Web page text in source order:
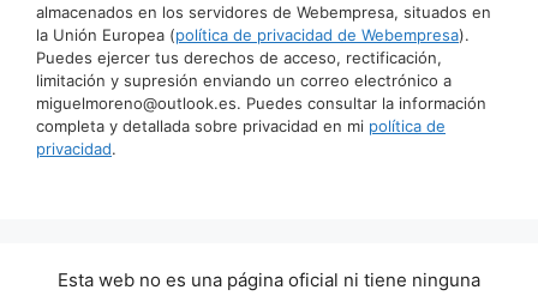
almacenados en los servidores de Webempresa, situados en
la Unión Europea (política de privacidad de Webempresa).
Puedes ejercer tus derechos de acceso, rectificación,
limitación y supresión enviando un correo electrónico a
miguelmoreno@outlook.es. Puedes consultar la información
completa y detallada sobre privacidad en mi política de
privacidad.
Esta web no es una página oficial ni tiene ninguna